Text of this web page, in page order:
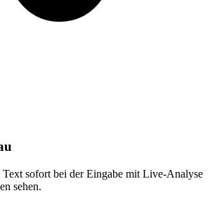
sofort bei der Eingabe mit Live-Analyse
sehen.